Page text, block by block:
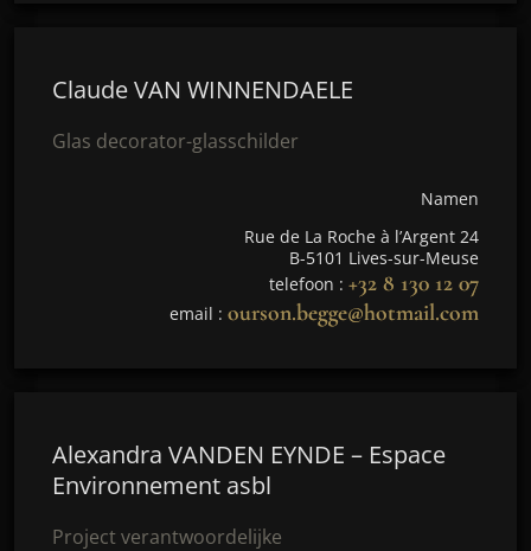
Claude VAN WINNENDAELE
Glas decorator-glasschilder
Namen
Rue de La Roche à l’Argent 24
B-5101 Lives-sur-Meuse
telefoon : +32 8 130 12 07
email : ourson.begge@hotmail.com
Alexandra VANDEN EYNDE – Espace
Environnement asbl
Project verantwoordelijke